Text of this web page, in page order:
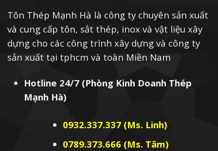
các loại sơn polyester, PVDF, SMP bền
màu, bảo vệ 2 lớp trong của tôn màu.
2/ Tôn mạ màu có ưu điểm gì?
Các ưu điểm nổi bật của tôn mạ màu bao gồm:
Tôn mạ màu có khả năng chống ăn
mòn và rỉ sét cao nhờ có lớp mạ kẽm và
mạ màu bên ngoài bảo vệ.
Tôn Thép Mạnh Hà là công ty chuyên sản xuất
và cung cấp tôn, sắt thép, inox và vật liệu xây
dựng cho các công trình xây dựng và công ty
sản xuất tại tphcm và toàn Miền Nam
Hotline 24/7 (Phòng Kinh Doanh Thép
Mạnh Hà)
0932.337.337 (Ms. Linh)
0789.373.666 (Ms. Tâm)